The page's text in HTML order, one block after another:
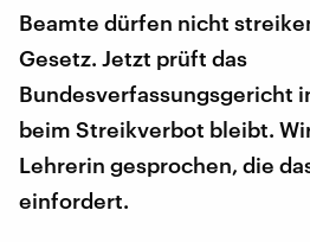
Beamte dürfen nicht
Gesetz. Jetzt prüft das
Bundesverfassungsgericht
beim Streikverbot bleibt.
Lehrerin gesprochen, die
einfordert.